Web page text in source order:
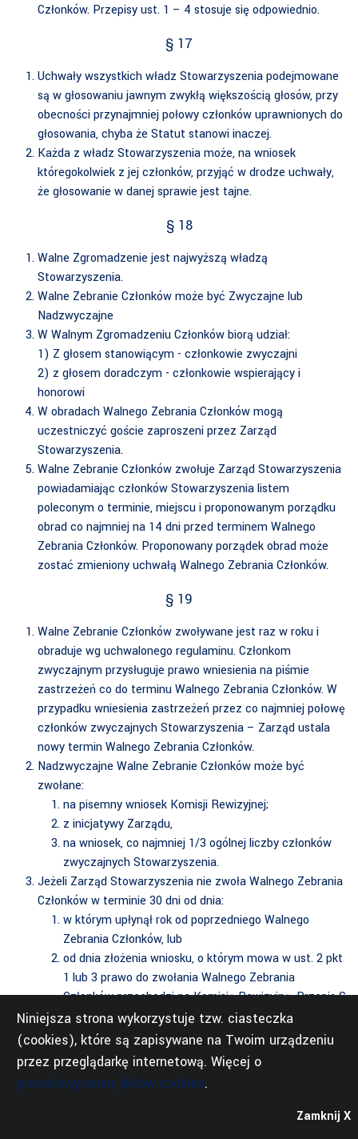
Członków. Przepisy ust. 1 – 4 stosuje się odpowiednio.
§ 17
Uchwały wszystkich władz Stowarzyszenia podejmowane
są w głosowaniu jawnym zwykłą większością głosów, przy
obecności przynajmniej połowy członków uprawnionych do
głosowania, chyba że Statut stanowi inaczej.
Każda z władz Stowarzyszenia może, na wniosek
któregokolwiek z jej członków, przyjąć w drodze uchwały,
że głosowanie w danej sprawie jest tajne.
§ 18
Walne Zgromadzenie jest najwyższą władzą
Stowarzyszenia.
Walne Zebranie Członków może być Zwyczajne lub
Nadzwyczajne
W Walnym Zgromadzeniu Członków biorą udział:
1) Z głosem stanowiącym - członkowie zwyczajni
2) z głosem doradczym - członkowie wspierający i
honorowi
W obradach Walnego Zebrania Członków mogą
uczestniczyć goście zaproszeni przez Zarząd
Stowarzyszenia.
Walne Zebranie Członków zwołuje Zarząd Stowarzyszenia
powiadamiając członków Stowarzyszenia listem
poleconym o terminie, miejscu i proponowanym porządku
obrad co najmniej na 14 dni przed terminem Walnego
Zebrania Członków. Proponowany porządek obrad może
zostać zmieniony uchwałą Walnego Zebrania Członków.
§ 19
Walne Zebranie Członków zwoływane jest raz w roku i
obraduje wg uchwalonego regulaminu. Członkom
zwyczajnym przysługuje prawo wniesienia na piśmie
zastrzeżeń co do terminu Walnego Zebrania Członków. W
przypadku wniesienia zastrzeżeń przez co najmniej połowę
członków zwyczajnych Stowarzyszenia – Zarząd ustala
nowy termin Walnego Zebrania Członków.
Nadzwyczajne Walne Zebranie Członków może być
zwołane:
na pisemny wniosek Komisji Rewizyjnej;
z inicjatywy Zarządu,
na wniosek, co najmniej 1/3 ogólnej liczby członków
zwyczajnych Stowarzyszenia.
Jeżeli Zarząd Stowarzyszenia nie zwoła Walnego Zebrania
Członków w terminie 30 dni od dnia:
w którym upłynął rok od poprzedniego Walnego
Zebrania Członków, lub
od dnia złożenia wniosku, o którym mowa w ust. 2 pkt
1 lub 3 prawo do zwołania Walnego Zebrania
Członków przechodzi na Komisję Rewizyjną. Przepis §
18 ust. 5 stosuje się odpowiednio.
§ 20
Do kompetencji Walnego Zebrania Członków należy:
uchwalanie planu działalności Stowarzyszenia oraz
Niniejsza strona wykorzystuje tzw. ciasteczka
(cookies), które są zapisywane na Twoim urządzeniu
przez przeglądarkę internetową. Więcej o
przechowywaniu plików cookies.
Zamknij X